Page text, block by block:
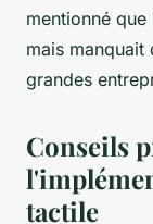
mentionné
mais manquait
grandes
Conseils
tactile